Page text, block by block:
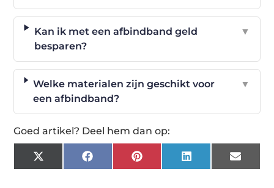
Kan ik met een afbindband geld
besparen?
▼
Welke materialen zijn geschikt voor
een afbindband?
▼
Goed artikel? Deel hem dan op:
X
(Twitter)
FacebookPinterestLinkedIn Email